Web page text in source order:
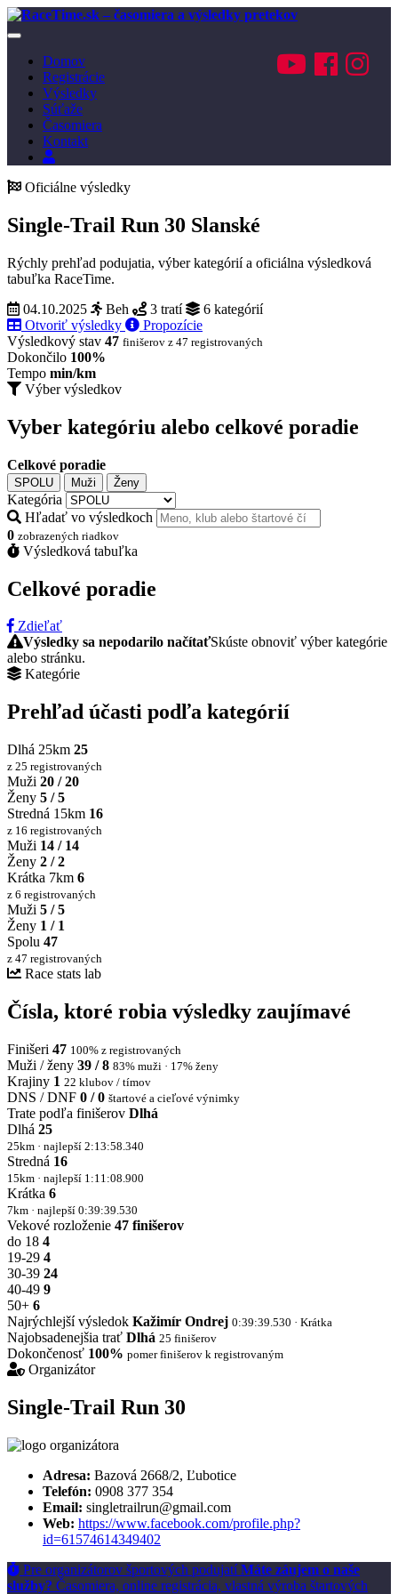
Toggle
navigationDomov
Registrácie
Výsledky
Súťaže
Časomiera
Kontakt
Prihlásenie
Oficiálne výsledky
Single-Trail Run 30 Slanské
Rýchly prehľad podujatia, výber kategórií a oficiálna výsledková
tabuľka RaceTime.
04.10.2025
Beh 3 tratí
6 kategórií
Otvoriť výsledky
Propozície
Výsledkový stav 47 finišerov z 47 registrovaných
Dokončilo 100%
Tempo min/km
Výber výsledkov
Vyber kategóriu alebo celkové poradie
Celkové poradie
SPOLU Muži Ženy
Kategória
Hľadať vo výsledkoch
0 zobrazených riadkov
Výsledková tabuľka
Celkové poradie
Zdieľať
Výsledky sa nepodarilo načítaťSkúste obnoviť výber kategórie
alebo stránku.
Kategórie
Prehľad účasti podľa kategórií
Dlhá 25km 25
z 25 registrovaných
Muži 20 / 20
Ženy 5 / 5
Stredná 15km 16
z 16 registrovaných
Muži 14 / 14
Ženy 2 / 2
Krátka 7km 6
z 6 registrovaných
Muži 5 / 5
Ženy 1 / 1
Spolu 47
z 47 registrovaných
Race stats lab
Čísla, ktoré robia výsledky zaujímavé
Finišeri 47 100% z registrovaných
Muži / ženy 39 / 8 83% muži · 17% ženy
Krajiny 1 22 klubov / tímov
DNS / DNF 0 / 0 štartové a cieľové výnimky
Trate podľa finišerov Dlhá
Dlhá 25
25km · najlepší 2:13:58.340
Stredná 16
15km · najlepší 1:11:08.900
Krátka 6
7km · najlepší 0:39:39.530
Vekové rozloženie 47 finišerov
do 18 4
19-29 4
30-39 24
40-49 9
50+ 6
Najrýchlejší výsledok Kažimír Ondrej 0:39:39.530 · Krátka
Najobsadenejšia trať Dlhá 25 finišerov
Dokončenosť 100% pomer finišerov k registrovaným
Organizátor
Single-Trail Run 30
Adresa: Bazová 2668/2, Ľubotice
Telefón: 0908 377 354
Email: singletrailrun@gmail.com
Web: https://www.facebook.com/profile.php?
id=61574614349402
Pre organizátorov športových podujatí Máte záujem o naše
služby? Časomiera, online registrácia, vlastná výroba štartových